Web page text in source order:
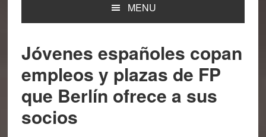
MENU
Jóvenes españoles copan
empleos y plazas de FP
que Berlín ofrece a sus
socios